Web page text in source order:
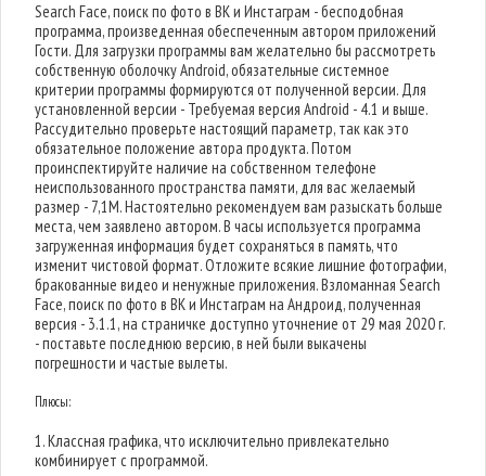
Search Face, поиск по фото в ВК и Инстаграм - бесподобная
программа, произведенная обеспеченным автором приложений
Гости. Для загрузки программы вам желательно бы рассмотреть
собственную оболочку Android, обязательные системное
критерии программы формируются от полученной версии. Для
установленной версии - Требуемая версия Android - 4.1 и выше.
Рассудительно проверьте настоящий параметр, так как это
обязательное положение автора продукта. Потом
проинспектируйте наличие на собственном телефоне
неиспользованного пространства памяти, для вас желаемый
размер - 7,1M. Настоятельно рекомендуем вам разыскать больше
места, чем заявлено автором. В часы используется программа
загруженная информация будет сохраняться в память, что
изменит чистовой формат. Отложите всякие лишние фотографии,
бракованные видео и ненужные приложения. Взломанная Search
Face, поиск по фото в ВК и Инстаграм на Андроид, полученная
версия - 3.1.1, на страничке доступно уточнение от 29 мая 2020 г.
- поставьте последнюю версию, в ней были выкачены
погрешности и частые вылеты.
Плюсы:
1. Классная графика, что исключительно привлекательно
комбинирует с программой.